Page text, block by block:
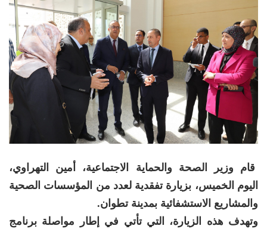
قام وزير الصحة والحماية الاجتماعية، أمين التهراوي،
اليوم الخميس، بزيارة تفقدية لعدد من المؤسسات الصحية
والمشاريع الاستشفائية بمدينة تطوان.
وتهدف هذه الزيارة، التي تأتي في إطار مواصلة برنامج